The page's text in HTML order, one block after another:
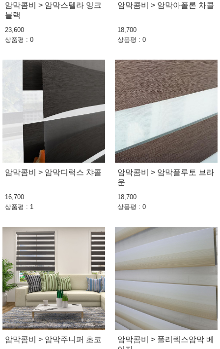
암막콤비 > 암막스텔라 잉크
블랙
23,600
상품평 : 0
암막콤비 > 암막아폴론 차콜
18,700
상품평 : 0
암막콤비 > 암막디럭스 챠콜
16,700
상품평 : 1
암막콤비 > 암막플루토 브라
운
18,700
상품평 : 0
암막콤비 > 암막주니퍼 초코
암막콤비 > 폴리렉스암막 베